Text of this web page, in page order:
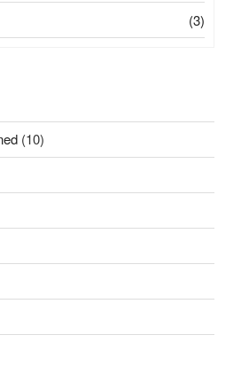
(3)
(10)